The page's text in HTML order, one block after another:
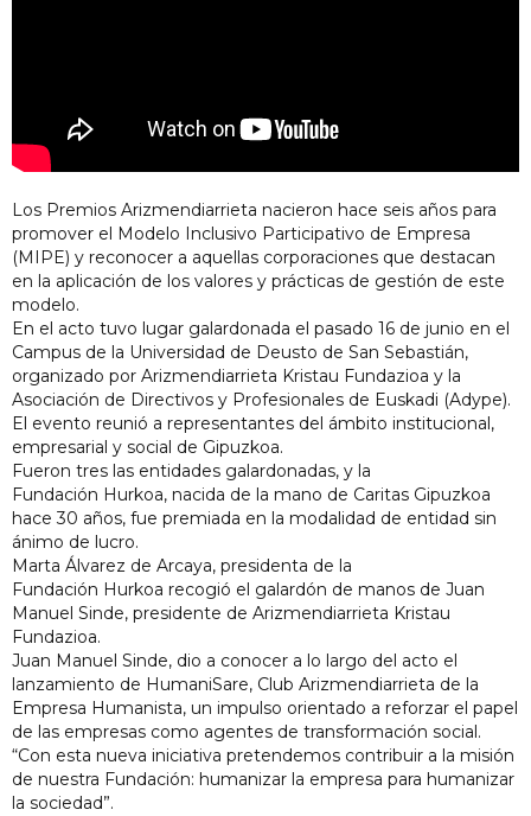
Los Premios Arizmendiarrieta nacieron hace seis años para
promover el Modelo Inclusivo Participativo de Empresa
(MIPE) y reconocer a aquellas corporaciones que destacan
en la aplicación de los valores y prácticas de gestión de este
modelo.
En el acto tuvo lugar galardonada el pasado 16 de junio en el
Campus de la Universidad de Deusto de San Sebastián,
organizado por Arizmendiarrieta Kristau Fundazioa y la
Asociación de Directivos y Profesionales de Euskadi (Adype).
El evento reunió a representantes del ámbito institucional,
empresarial y social de Gipuzkoa.
Fueron tres las entidades galardonadas, y la
Fundación Hurkoa, nacida de la mano de Caritas Gipuzkoa
hace 30 años, fue premiada en la modalidad de entidad sin
ánimo de lucro.
Marta Álvarez de Arcaya, presidenta de la
Fundación Hurkoa recogió el galardón de manos de Juan
Manuel Sinde, presidente de Arizmendiarrieta Kristau
Fundazioa.
Juan Manuel Sinde, dio a conocer a lo largo del acto el
lanzamiento de HumaniSare, Club Arizmendiarrieta de la
Empresa Humanista, un impulso orientado a reforzar el papel
de las empresas como agentes de transformación social.
“Con esta nueva iniciativa pretendemos contribuir a la misión
de nuestra Fundación: humanizar la empresa para humanizar
la sociedad”.